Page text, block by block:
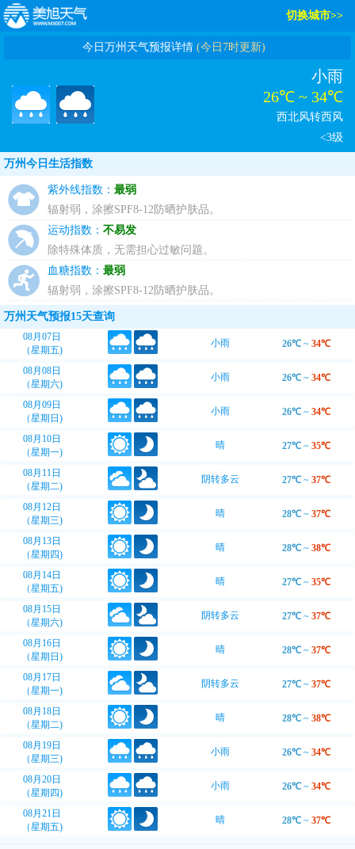
切换城市>>
今日万州天气预报详情(今日7时更新)
小雨
26℃ ~ 34℃
西北风转西风
<3级
万州今日生活指数
紫外线指数： 最弱
辐射弱，涂擦SPF8-12防晒护肤品。
运动指数： 不易发
除特殊体质，无需担心过敏问题。
血糖指数： 最弱
辐射弱，涂擦SPF8-12防晒护肤品。
万州天气预报15天查询
08月07日
（星期五)
小雨 26℃ ~ 34℃
08月08日
（星期六)
小雨 26℃ ~ 34℃
08月09日
（星期日)
小雨 26℃ ~ 34℃
08月10日
（星期一)
晴 27℃ ~ 35℃
08月11日
（星期二)
阴转多云 27℃ ~ 37℃
08月12日
（星期三)
晴 28℃ ~ 37℃
08月13日
（星期四)
晴 28℃ ~ 38℃
08月14日
（星期五)
晴 27℃ ~ 35℃
08月15日
（星期六)
阴转多云 27℃ ~ 37℃
08月16日
（星期日)
晴 28℃ ~ 37℃
08月17日
（星期一)
阴转多云 27℃ ~ 37℃
08月18日
（星期二)
晴 28℃ ~ 38℃
08月19日
（星期三)
小雨 26℃ ~ 34℃
08月20日
（星期四)
小雨 26℃ ~ 34℃
08月21日
（星期五)
晴 28℃ ~ 37℃